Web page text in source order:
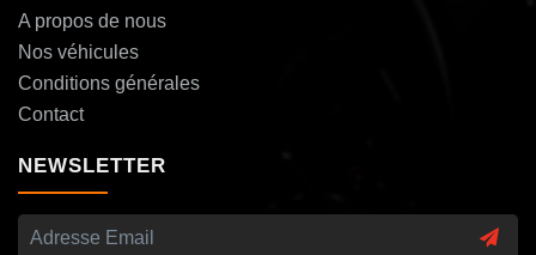
A propos de nous
Nos véhicules
Conditions générales
Contact
NEWSLETTER